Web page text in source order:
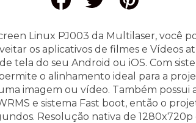
Linux PJ003 da Multilaser, você
os aplicativos de filmes e Vídeos
tela do seu Android ou iOS. Com
o alinhamento ideal para a
imagem ou vídeo. Também possui
e sistema Fast boot, então o
Resolução nativa de